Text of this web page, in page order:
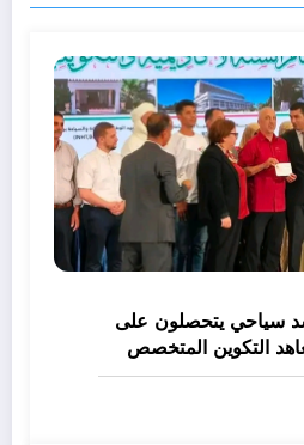
مرشد سياحي يتحصلون على
التكوين المتخصص